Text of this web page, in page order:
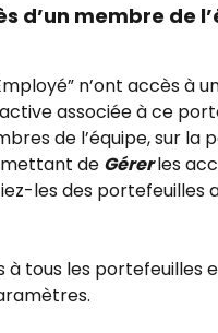
d’un membre de
n’ont accès à
associée à ce
de l’équipe, sur la
de Gérer les
les des portefeuilles
tous les portefeuilles